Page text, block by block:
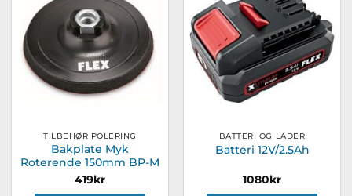
Legg til
ønskeliste
TILBEHØR POLERING
Bakplate Myk
Roterende 150mm BP-M
419kr
Legg til
ønskeliste
BATTERI OG LADER
Batteri 12V/2.5Ah
1080kr